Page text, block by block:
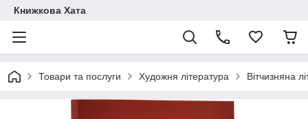
Книжкова Хата
Товари та послуги Художня література Вітчизняна